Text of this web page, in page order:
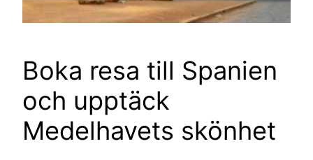
Boka resa till Spanien
och upptäck
Medelhavets skönhet